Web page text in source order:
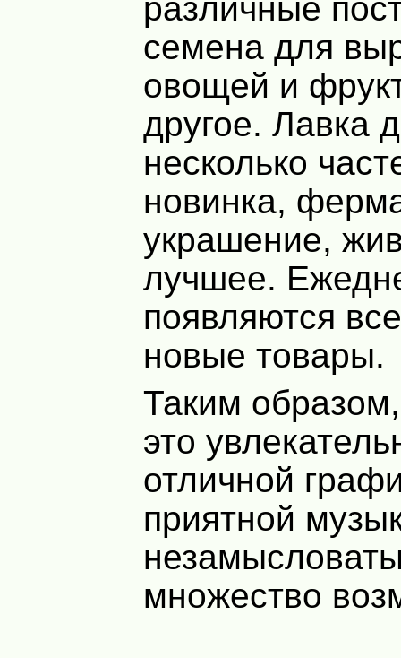
различные
семена для
овощей и
другое. Лавка
несколько
новинка,
украшение,
лучшее.
появляются
новые товары.
Таким
это
отличной
приятной
множество